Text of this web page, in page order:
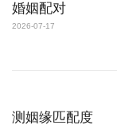
婚姻配对
2026-07-17
测姻缘匹配度